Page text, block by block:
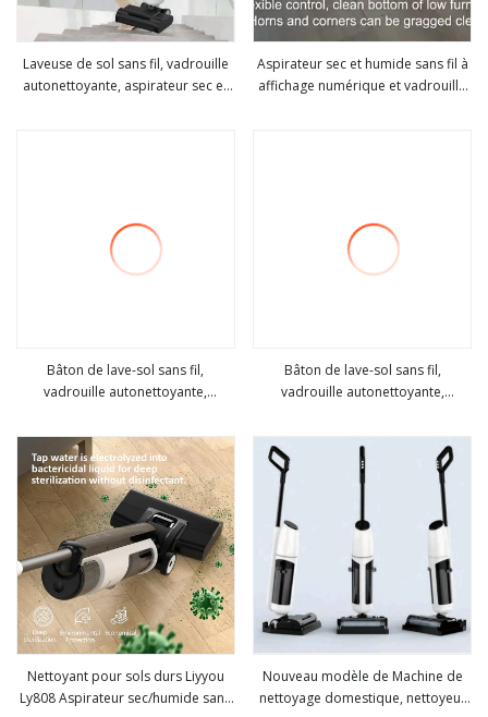
Laveuse de sol sans fil, vadrouille
autonettoyante, aspirateur sec et
Aspirateur sec et humide sans fil à
affichage numérique et vadrouille
Bâton de lave-sol sans fil,
vadrouille autonettoyante,
Bâton de lave-sol sans fil,
vadrouille autonettoyante,
Nettoyant pour sols durs Liyyou
Ly808 Aspirateur sec/humide sans
Nouveau modèle de Machine de
nettoyage domestique, nettoyeur